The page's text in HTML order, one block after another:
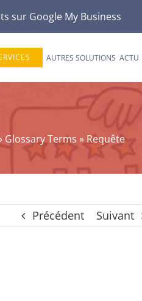
sur Google My Business
AUTRES SOLUTIONS ACTU
Glossary Terms » Requête
Précédent Suivant